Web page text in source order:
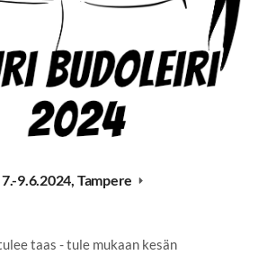
9.6.2024, Tampere
taas - tule mukaan kesän